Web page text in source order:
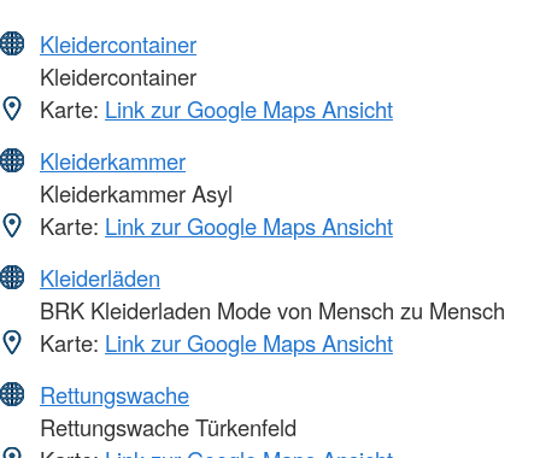
Kleidercontainer
Kleidercontainer
Karte: Link zur Google Maps Ansicht
Kleiderkammer
Kleiderkammer Asyl
Karte: Link zur Google Maps Ansicht
Kleiderläden
BRK Kleiderladen Mode von Mensch zu Mensch
Karte: Link zur Google Maps Ansicht
Rettungswache
Rettungswache Türkenfeld